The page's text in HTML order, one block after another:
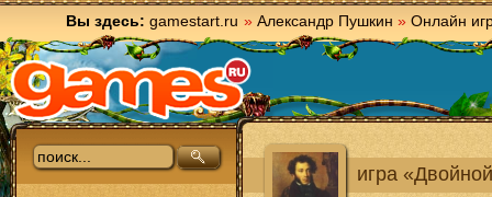
Вы здесь: gamestart.ru » Александр Пушкин » Онлайн
игра